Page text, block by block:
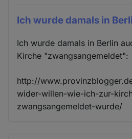
Ich wurde damals in
Ich wurde damals in Berlin
Kirche "zwangsangemeldet":
http://
wider-willen-wie-ich-zur-
zwangsangemeldet-wurde/